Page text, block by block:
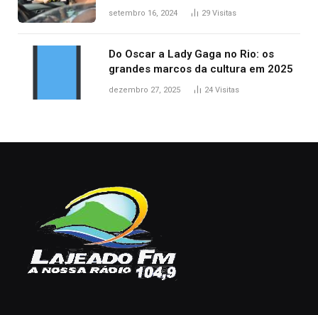
acidentes no trânsito no AP
setembro 16, 2024 29 Visitas
Do Oscar a Lady Gaga no Rio: os
grandes marcos da cultura em 2025
dezembro 27, 2025 24 Visitas